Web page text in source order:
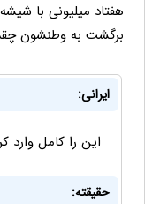
هفتاد میلیونی با
برگشت به وطنشون
ایرانی:
این را کامل وارد
حقیقته: